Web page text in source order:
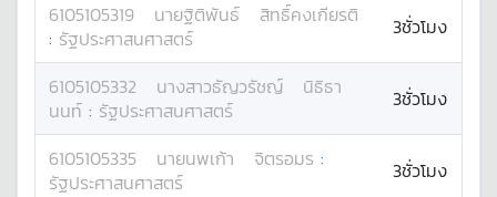
6105105319 นายฐิติพันธ์
สิทธิ์คงเกียรติ
: รัฐประศาสนศาสตร์ 3ชั่วโมง
6105105332 นางสาวธัญวรัชญ์
นิธิธา
นนท์ : รัฐประศาสนศาสตร์ 3ชั่วโมง
6105105335 นายนพเก้า จิตรอมร :
รัฐประศาสนศาสตร์
3ชั่วโมง